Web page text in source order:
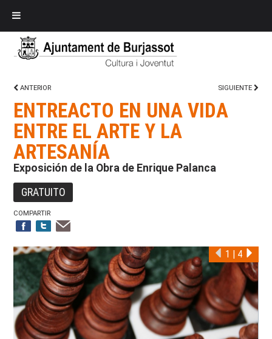
ANTERIOR SIGUIENTE
ENTREACTO EN UNA VIDA
ENTRE EL ARTE Y LA
ARTESANÍA
Exposición de la Obra de Enrique Palanca
GRATUITO
COMPARTIR
1 | 4